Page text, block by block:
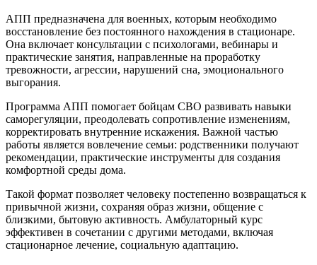
АПП предназначена для военных, которым необходимо
восстановление без постоянного нахождения в стационаре.
Она включает консультации с психологами, вебинары и
практические занятия, направленные на проработку
тревожности, агрессии, нарушений сна, эмоционального
выгорания.
Программа АПП помогает бойцам СВО развивать навыки
саморегуляции, преодолевать сопротивление изменениям,
корректировать внутренние искажения. Важной частью
работы является вовлечение семьи: родственники получают
рекомендации, практические инструменты для создания
комфортной среды дома.
Такой формат позволяет человеку постепенно возвращаться к
привычной жизни, сохраняя образ жизни, общение с
близкими, бытовую активность. Амбулаторный курс
эффективен в сочетании с другими методами, включая
стационарное лечение, социальную адаптацию.